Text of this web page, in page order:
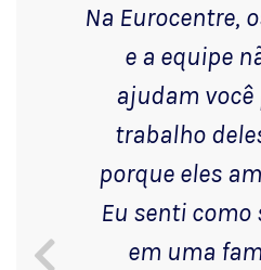
Na Eurocentre,
e a equipe
ajudam você
trabalho
porque eles
Eu senti como
em uma